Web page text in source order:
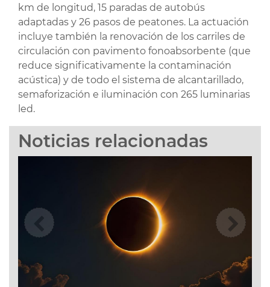
km de longitud, 15 paradas de autobús
adaptadas y 26 pasos de peatones. La actuación
incluye también la renovación de los carriles de
circulación con pavimento fonoabsorbente (que
reduce significativamente la contaminación
acústica) y de todo el sistema de alcantarillado,
semaforización e iluminación con 265 luminarias
led.
Noticias relacionadas